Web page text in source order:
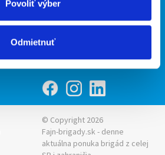
Povoliť výber
Odmietnuť
Fajn práce
Fajn-brigady.sk
© Copyright 2026
Fajn-brigady.sk - denne
aktuálna ponuka brigád z celej